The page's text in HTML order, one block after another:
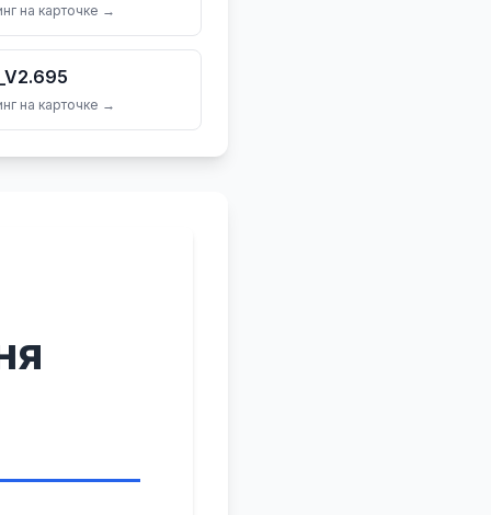
на карточке →
на карточке →